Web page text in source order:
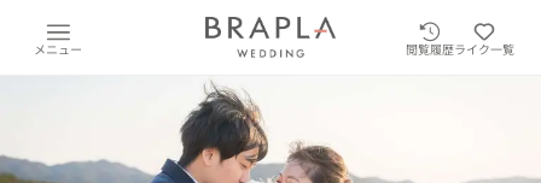
メニュー 閲覧履歴ライク一覧